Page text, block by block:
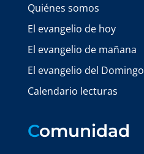
Quiénes somos
El evangelio de hoy
El evangelio de mañana
El evangelio del Domingo
Calendario lecturas
Comunidad